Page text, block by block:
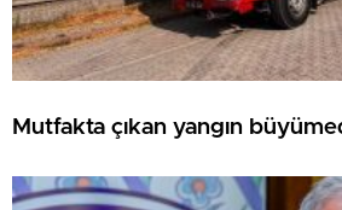
Mutfakta çıkan yangın